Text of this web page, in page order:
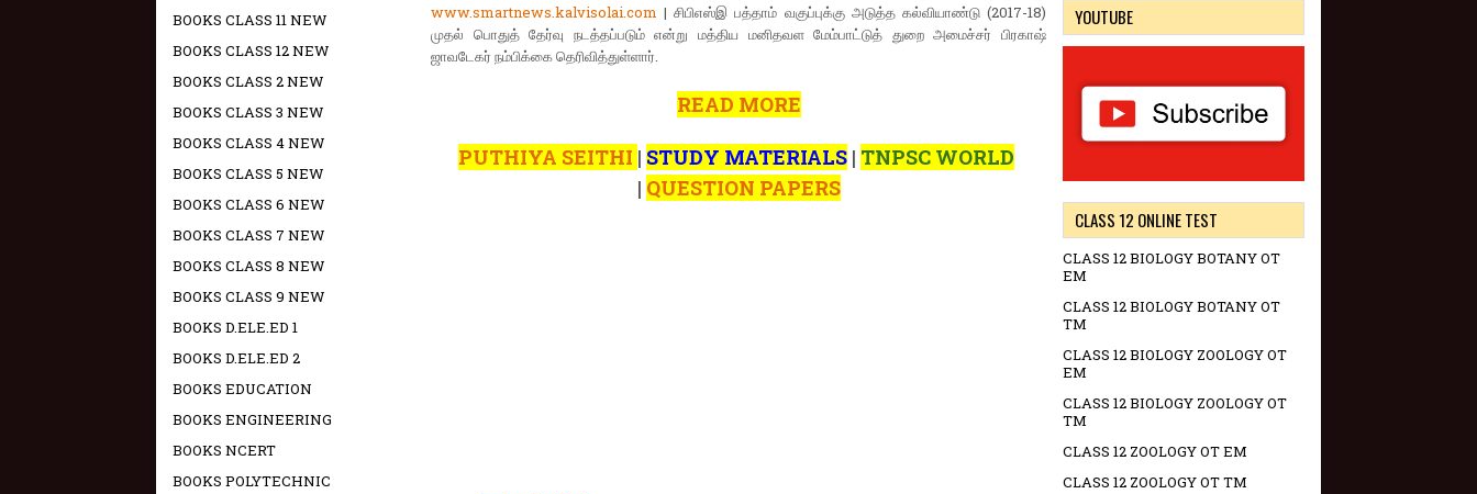
www.smartnews.kalvisolai.com | சிபிஎஸ்இ பத்தாம் வகுப்புக்கு அடுத்த கல்வியாண்டு (2017-18)
முதல் பொதுத் தேர்வு நடத்தப்படும் என்று மத்திய மனிதவள மேம்பாட்டுத் துறை அமைச்சர் பிரகாஷ்
ஜாவடேகர் நம்பிக்கை தெரிவித்துள்ளார்.
READ MORE
PUTHIYA SEITHI | STUDY MATERIALS | TNPSC WORLD
| QUESTION PAPERS
BOOKS CLASS 11 NEW
BOOKS CLASS 12 NEW
BOOKS CLASS 2 NEW
BOOKS CLASS 3 NEW
BOOKS CLASS 4 NEW
BOOKS CLASS 5 NEW
BOOKS CLASS 6 NEW
BOOKS CLASS 7 NEW
BOOKS CLASS 8 NEW
BOOKS CLASS 9 NEW
BOOKS D.ELE.ED 1
BOOKS D.ELE.ED 2
BOOKS EDUCATION
BOOKS ENGINEERING
BOOKS NCERT
BOOKS POLYTECHNIC
YOUTUBE
CLASS 12 ONLINE TEST
CLASS 12 BIOLOGY BOTANY OT
EM
CLASS 12 BIOLOGY BOTANY OT
TM
CLASS 12 BIOLOGY ZOOLOGY OT
EM
CLASS 12 BIOLOGY ZOOLOGY OT
TM
CLASS 12 ZOOLOGY OT EM
CLASS 12 ZOOLOGY OT TM